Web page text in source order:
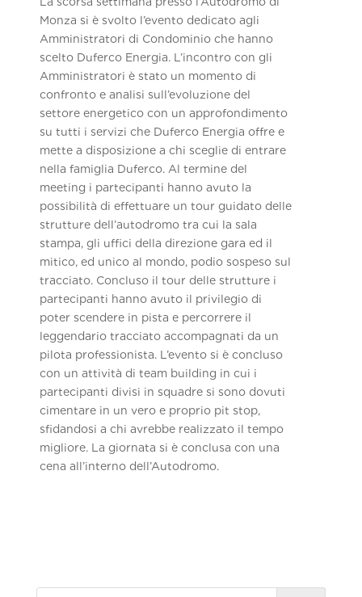
Monza si è svolto l’evento dedicato agli
Amministratori di Condominio che hanno
scelto Duferco Energia. L’incontro con gli
Amministratori è stato un momento di
confronto e analisi sull’evoluzione del
settore energetico con un approfondimento
su tutti i servizi che Duferco Energia offre e
mette a disposizione a chi sceglie di entrare
nella famiglia Duferco. Al termine del
meeting i partecipanti hanno avuto la
possibilità di effettuare un tour guidato delle
strutture dell’autodromo tra cui la sala
stampa, gli uffici della direzione gara ed il
mitico, ed unico al mondo, podio sospeso sul
tracciato. Concluso il tour delle strutture i
partecipanti hanno avuto il privilegio di
poter scendere in pista e percorrere il
leggendario tracciato accompagnati da un
pilota professionista. L’evento si è concluso
con un attività di team building in cui i
partecipanti divisi in squadre si sono dovuti
cimentare in un vero e proprio pit stop,
sfidandosi a chi avrebbe realizzato il tempo
migliore. La giornata si è conclusa con una
cena all’interno dell’Autodromo.